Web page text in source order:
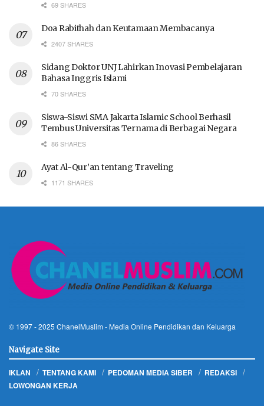
69 SHARES
Doa Rabithah dan Keutamaan Membacanya
2407 SHARES
Sidang Doktor UNJ Lahirkan Inovasi Pembelajaran
Bahasa Inggris Islami
70 SHARES
Siswa-Siswi SMA Jakarta Islamic School Berhasil
Tembus Universitas Ternama di Berbagai Negara
86 SHARES
Ayat Al-Qur’an tentang Traveling
1171 SHARES
© 1997 - 2025 ChanelMuslim - Media Online Pendidikan dan Keluarga
Navigate Site
IKLAN TENTANG KAMI PEDOMAN MEDIA SIBER
REDAKSI
LOWONGAN KERJA